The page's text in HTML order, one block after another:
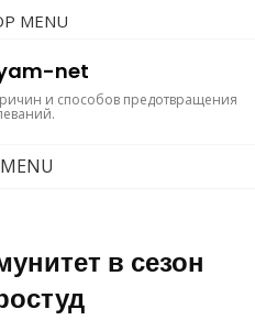
MENU
net
и способов предотвращения
MENU
в сезон